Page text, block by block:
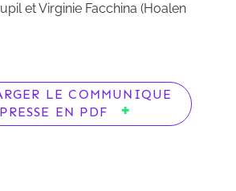
et Virginie Facchina (Hoalen
LE COMMUNIQUE
EN PDF